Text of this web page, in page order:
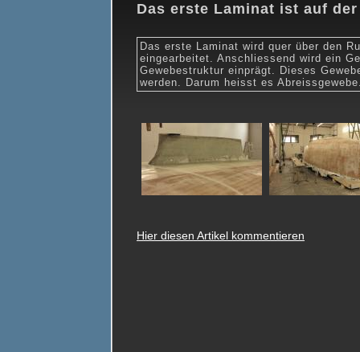
Das erste Laminat ist auf
Das erste Laminat wird quer über den
eingearbeitet. Anschliessend wird ein
Gewebestruktur einprägt. Dieses
werden. Darum heisst es
Hier diesen Artikel kommentieren